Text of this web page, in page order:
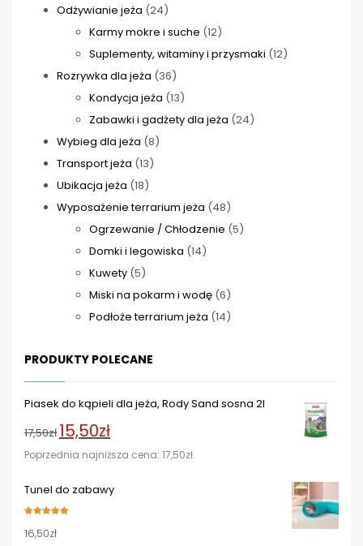
Odżywianie jeża 2424
produkty
Karmy mokre i suche 1212
produktów
Suplementy, witaminy i przysmaki 1212
Rozrywka dla jeża 3636
produktów
Kondycja jeża 1313
produktów
Zabawki i gadżety dla jeża 2424
Wybieg dla jeża 88
Transport jeża 1313
Ubikacja jeża 1818
produktów
Wyposażenie terrarium jeża 4848
produktów
Ogrzewanie / Chłodzenie 55
Domki i legowiska 1414
Kuwety 55
produktów
Miski na pokarm i wodę 66
produktów
Podłoże terrarium jeża 1414
PRODUKTY POLECANE
Piasek do kąpieli dla jeża, Rody Sand sosna 2l
17,50zł Pierwotna
cena
17,50zł.
15,50złAktualna
cena
15,50zł.
Poprzednia najniższa cena: 17,50zł.
Tunel do zabawy
5.00na 5
16,50zł